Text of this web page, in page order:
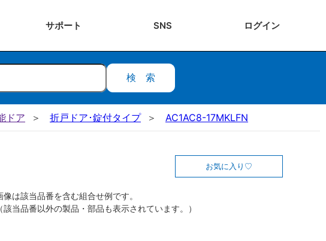
サポート SNS ログイン
検索
ドア 折戸ドア･錠付タイプ AC1AC8-17MKLFN
お気に入り
像は該当品番を含む組合せ例です。
（該当品番以外の製品・部品も表示されています。）